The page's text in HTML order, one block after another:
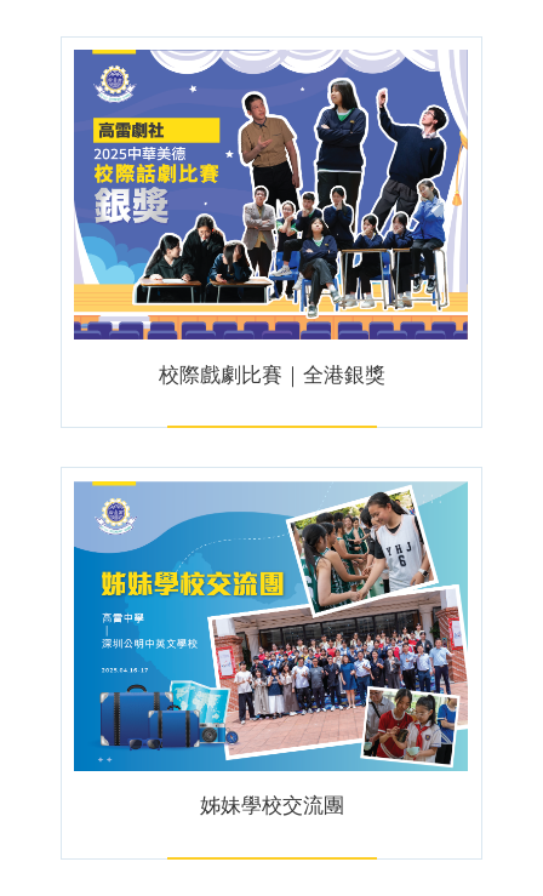
校際戲劇比賽｜全港銀獎
姊妹學校交流團